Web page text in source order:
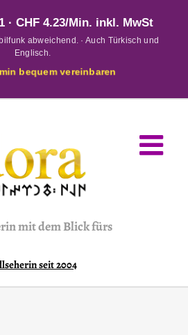
· CHF 4.23/Min. inkl. MwSt
abweichend. · Auch Türkisch und
Englisch.
bequem vereinbaren
mit dem Blick fürs
seit 2004